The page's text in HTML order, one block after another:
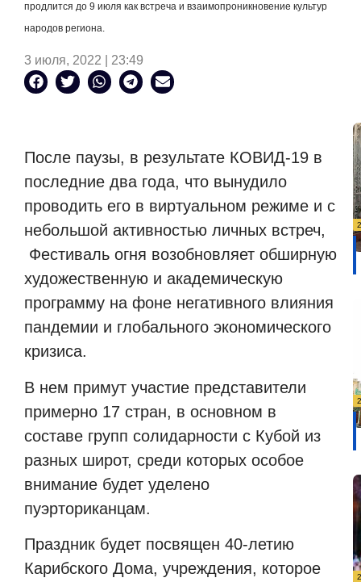
продлится до 9 июля как встреча и взаимопроникновение культур
народов региона.
3 июля, 2022 | 23:49
После паузы, в результате КОВИД-19 в
последние два года, что вынудило
проводить его в виртуальном режиме и с
небольшой активностью личных встреч,
Фестиваль огня возобновляет обширную
художественную и академическую
программу на фоне негативного влияния
пандемии и глобального экономического
кризиса.
В нем примут участие представители
примерно 17 стран, в основном в
составе групп солидарности с Кубой из
разных широт, среди которых особое
внимание будет уделено
пуэрториканцам.
Праздник будет посвящен 40-летию
Карибского Дома, учреждения, которое